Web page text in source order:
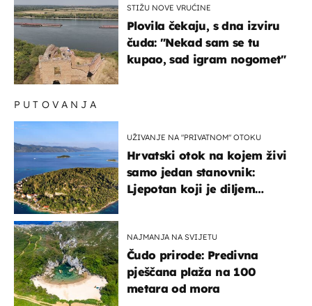
STIŽU NOVE VRUĆINE
Plovila čekaju, s dna izviru
čuda: "Nekad sam se tu
kupao, sad igram nogomet"
PUTOVANJA
UŽIVANJE NA "PRIVATNOM" OTOKU
Hrvatski otok na kojem živi
samo jedan stanovnik:
Ljepotan koji je diljem
NAJMANJA NA SVIJETU
Čudo prirode: Predivna
pješčana plaža na 100
metara od mora